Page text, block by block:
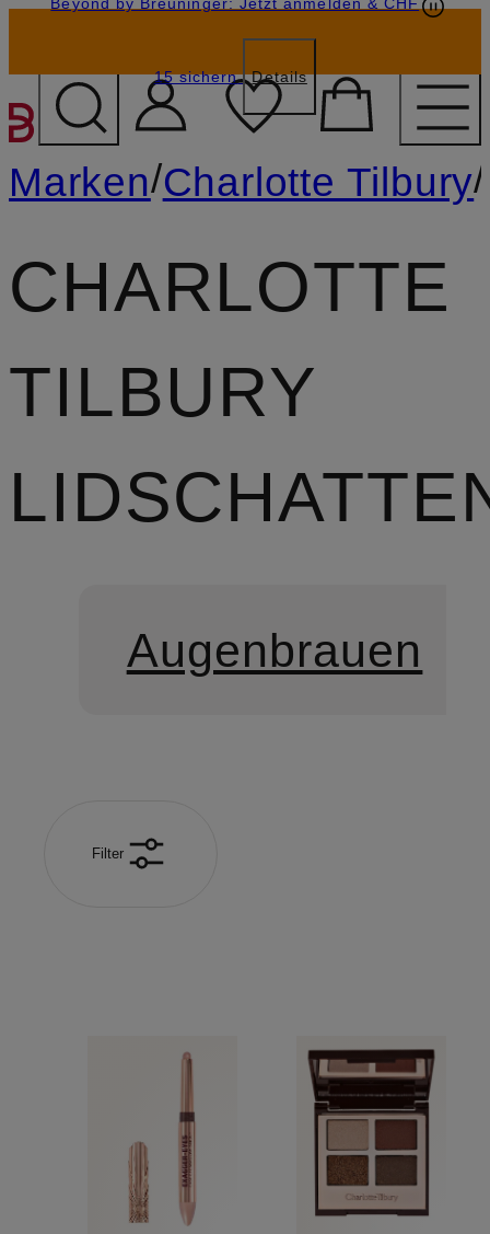
ZUM HAUPTINHALT
15 sichern Details
GESCHENK20
Marken/Charlotte Tilbury/
CHARLOTTE
TILBURY
Augenbrauen
Filter